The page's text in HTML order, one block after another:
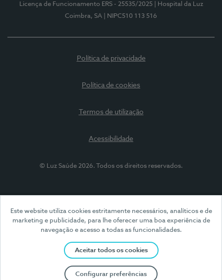
Este website utiliza cookies estritamente necessários, analíticos e de
marketing e publicidade, para lhe oferecer uma boa experiência de
navegação e acesso a todas as funcionalidades.
Aceitar todos os cookies
Configurar preferências
Licença de Funcionamento ERS - 25535/2025
| Hospital da Luz
Coimbra, SA
| NIPC510 113 516
Política de privacidade
Política de cookies
Termos de utilização
Acessibilidade
© Luz Saúde 2026. Todos os direitos reservados.